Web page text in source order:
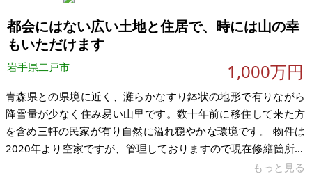
都会にはない広い土地と住居で、時には山の幸
もいただけます
岩手県二戸市 1,000万円
青森県との県境に近く、灘らかなすり鉢状の地形で有りながら
降雪量が少なく住み易い山里です。数十年前に移住して来た方
を含め三軒の民家が有り自然に溢れ穏やかな環境です。 物件は
2020年より空家ですが、管理しておりますので現在修繕箇所は
見つかっておりません。母家は木組工法で造られており、広々
もっと見る